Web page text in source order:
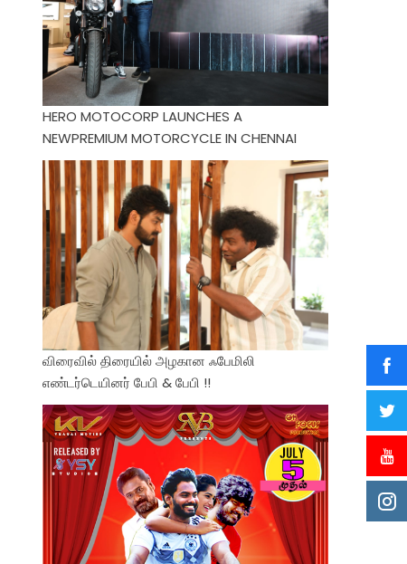
HERO MOTOCORP LAUNCHES A
NEWPREMIUM MOTORCYCLE IN CHENNAI
விரைவில் திரையில் அழகான ஃபேமிலி
எண்டர்டெயினர் பேபி & பேபி !!